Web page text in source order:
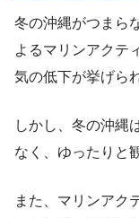
冬の沖縄がつまら
よるマリンアクテ
気の低下が挙げら
しかし、冬の沖縄
なく、ゆったりと
また、マリンアク